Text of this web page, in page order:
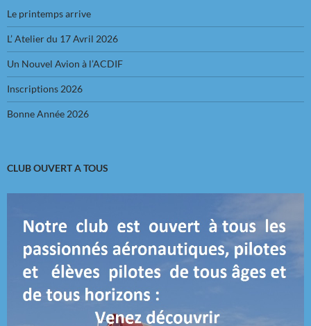
Le printemps arrive
L’ Atelier du 17 Avril 2026
Un Nouvel Avion à l’ACDIF
Inscriptions 2026
Bonne Année 2026
CLUB OUVERT A TOUS